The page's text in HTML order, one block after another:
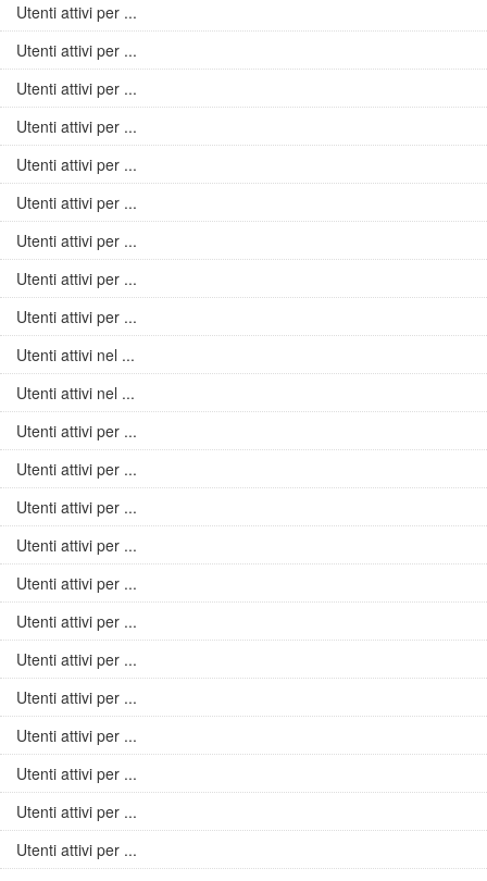
Utenti attivi per ...
Utenti attivi per ...
Utenti attivi per ...
Utenti attivi per ...
Utenti attivi per ...
Utenti attivi per ...
Utenti attivi per ...
Utenti attivi per ...
Utenti attivi per ...
Utenti attivi nel ...
Utenti attivi nel ...
Utenti attivi per ...
Utenti attivi per ...
Utenti attivi per ...
Utenti attivi per ...
Utenti attivi per ...
Utenti attivi per ...
Utenti attivi per ...
Utenti attivi per ...
Utenti attivi per ...
Utenti attivi per ...
Utenti attivi per ...
Utenti attivi per ...